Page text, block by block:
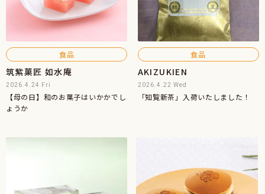
食品
筑紫菓匠 如水庵
2026.4.24 Fri
【母の日】和のお菓子はいかかでし
ょうか
食品
AKIZUKIEN
2026.4.22 Wed
「知覧新茶」入荷いたしました！